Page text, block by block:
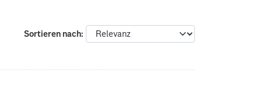
Sortieren nach